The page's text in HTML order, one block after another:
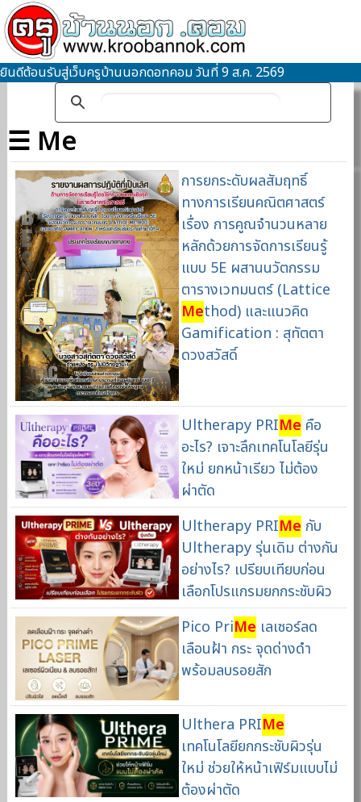
ยินดีต้อนรับสู่เว็บครูบ้านนอกดอทคอม วันที่ 9 ส.ค. 2569
☰ Me
การยกระดับผลสัมฤทธิ์
ทางการเรียนคณิตศาสตร์
เรื่อง การคูณจำนวนหลาย
หลักด้วยการจัดการเรียนรู้
แบบ 5E ผสานนวัตกรรม
ตารางเวทมนตร์ (Lattice
Method) และแนวคิด
Gamification : สุทัตตา
ดวงสวัสดิ์
Ultherapy PRIMe คือ
อะไร? เจาะลึกเทคโนโลยีรุ่น
ใหม่ ยกหน้าเรียว ไม่ต้อง
ผ่าตัด
Ultherapy PRIMe กับ
Ultherapy รุ่นเดิม ต่างกัน
อย่างไร? เปรียบเทียบก่อน
เลือกโปรแกรมยกกระชับผิว
Pico PriMe เลเซอร์ลด
เลือนฝ้า กระ จุดด่างดำ
พร้อมลบรอยสัก
Ulthera PRIMe
เทคโนโลยียกกระชับผิวรุ่น
ใหม่ ช่วยให้หน้าเฟิร์มแบบไม่
ต้องผ่าตัด